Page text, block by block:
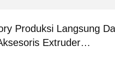
Produksi Langsung
Extruder